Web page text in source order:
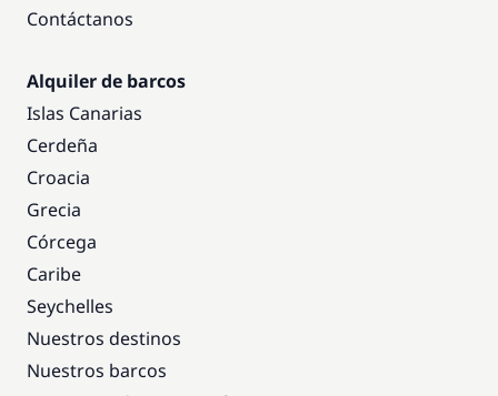
Contáctanos
Alquiler de barcos
Islas Canarias
Cerdeña
Croacia
Grecia
Córcega
Caribe
Seychelles
Nuestros destinos
Nuestros barcos